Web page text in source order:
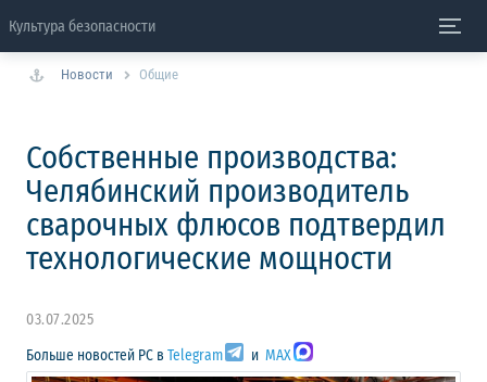
Культура безопасности
Новости Общие
Собственные производства:
Челябинский производитель
сварочных флюсов подтвердил
технологические мощности
03.07.2025
Больше новостей РС в Telegram и MAX